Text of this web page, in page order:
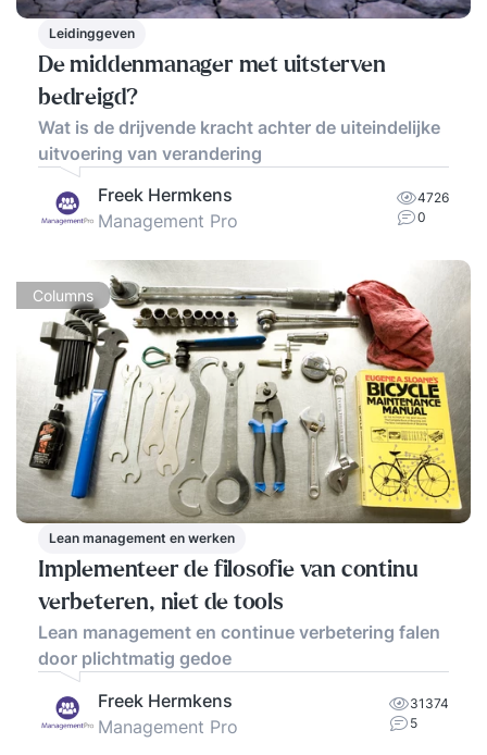
Leidinggeven
De middenmanager met uitsterven
bedreigd?
Wat is de drijvende kracht achter de uiteindelijke
uitvoering van verandering
Freek Hermkens
Management Pro
4726
0
Columns
Lean management en werken
Implementeer de filosofie van continu
verbeteren, niet de tools
Lean management en continue verbetering falen
door plichtmatig gedoe
Freek Hermkens
Management Pro
31374
5